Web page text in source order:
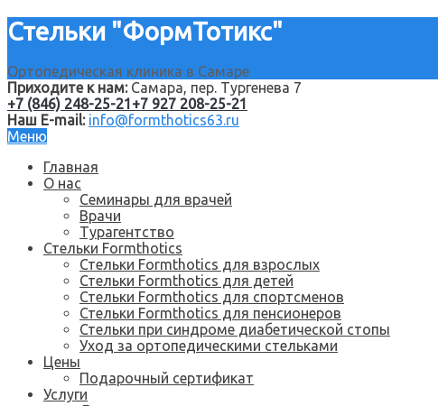
Стельки "ФормТотикс"
Ортопедическая клиника в Самаре
Приходите к нам:Самара, пер. Тургенева 7
+7 (846) 248-25-21 +7 927 208-25-21
Наш E-mail: info@formthotics63.ru
Меню
Главная
О нас
Семинары для врачей
Врачи
Турагентство
Стельки Formthotics
Стельки Formthotics для взрослых
Стельки Formthotics для детей
Стельки Formthotics для спортсменов
Стельки Formthotics для пенсионеров
Стельки при синдроме диабетической стопы
Уход за ортопедическими стельками
Цены
Подарочный сертификат
Услуги